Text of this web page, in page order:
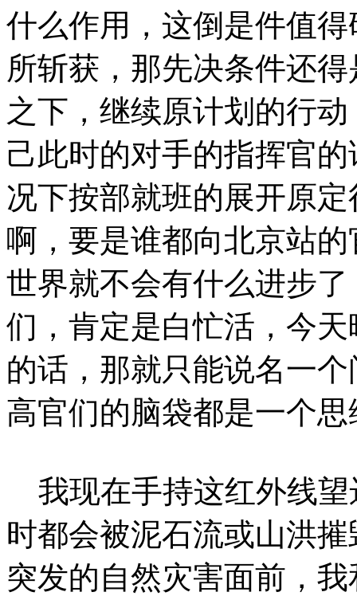
什么作用，这倒是件值
所斩获，那先决条件还
之下，继续原计划的行
己此时的对手的指挥官
况下按部就班的展开原
啊，要是谁都向北京站
世界就不会有什么进步
们，肯定是白忙活，今
的话，那就只能说名一
高官们的脑袋都是一个
我现在手持这红外线望
时都会被泥石流或山洪
突发的自然灾害面前，